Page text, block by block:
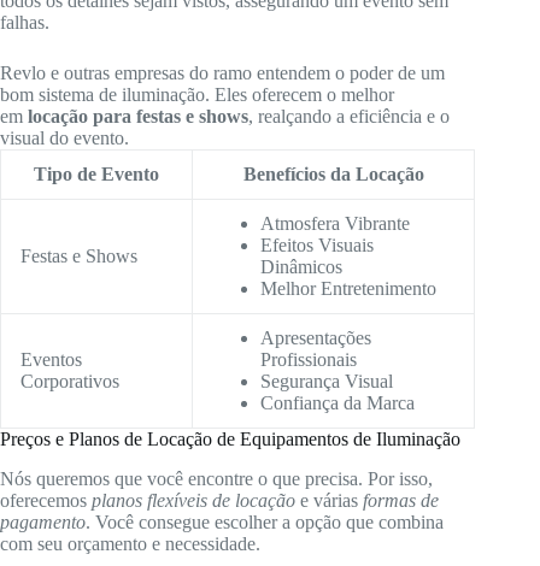
falhas.
Revlo e outras empresas do ramo entendem o poder de um
bom sistema de iluminação. Eles oferecem o melhor
em locação para festas e shows, realçando a eficiência e o
visual do evento.
Tipo de Evento
Benefícios da Locação
Festas e Shows
Atmosfera Vibrante
Efeitos Visuais
Dinâmicos
Melhor Entretenimento
Eventos
Corporativos
Apresentações
Profissionais
Segurança Visual
Confiança da Marca
Preços e Planos de Locação de Equipamentos de Iluminação
Nós queremos que você encontre o que precisa. Por isso,
oferecemos planos flexíveis de locação e várias formas de
pagamento. Você consegue escolher a opção que combina
com seu orçamento e necessidade.